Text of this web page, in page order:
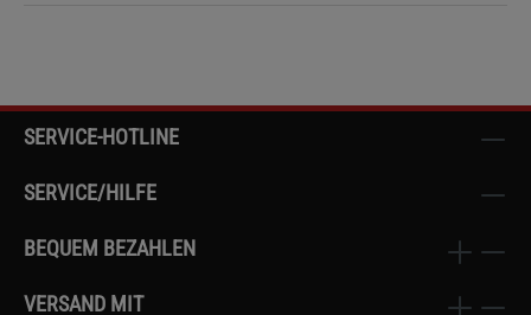
SERVICE-HOTLINE
SERVICE/HILFE
BEQUEM BEZAHLEN
VERSAND MIT